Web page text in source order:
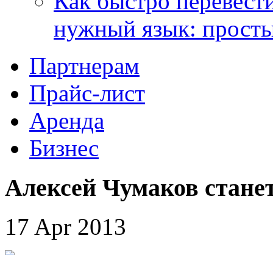
нужный язык:
Партнерам
Прайс-лист
Аренда
Бизнес
Алексей Чумаков
17 Apr 2013